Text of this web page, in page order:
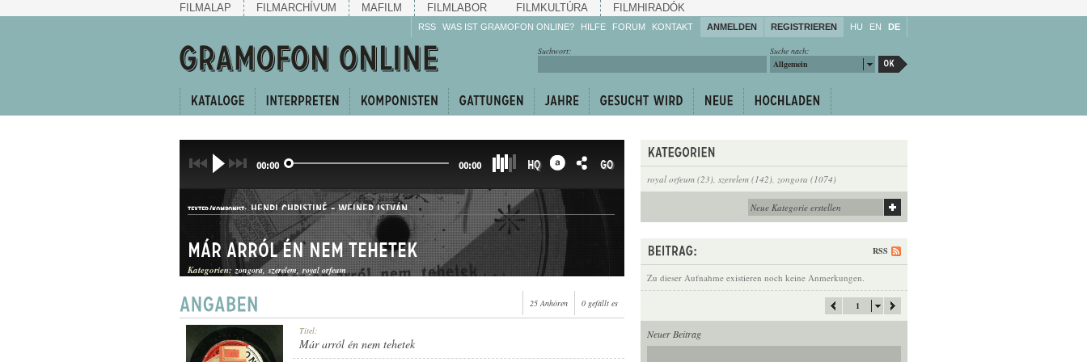
FILMALAP FILMARCHÍVUM MAFILM FILMLABOR FILMKULTÚRA FILMHIRADÓK
RSS WAS IST GRAMOFON ONLINE? HILFE
Machen Sie mit!
weiter!
FORUM KONTAKT ANMELDEN REGISTRIEREN HU EN DE
Suche nach:
Allgemein
Suchwort:
royal orfeum (23), szerelem (142), zongora (1074)
RSS
Zu dieser Aufnahme existieren noch keine Anmerkungen.
1
Neuer Beitrag
00:00 00:00 HQ GO
TEXTER/KOMPONIST: HENRI CHRISTINÉ-WEINER ISTVÁN
GATTUNG: KUPLÉ
Már arról én nem tehetek
Kategorien: zongora szerelem royal orfeum
25 Anhören 0 gefällt es
Titel:
Már arról én nem tehetek